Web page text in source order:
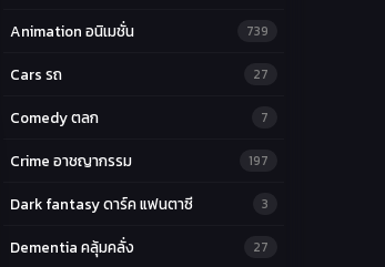
Animation อนิเมชั่น 739
Cars รถ 27
Comedy ตลก 7
Crime อาชญากรรม 197
Dark fantasy ดาร์ค แฟนตาซี 3
Dementia คลุ้มคลั่ง 27